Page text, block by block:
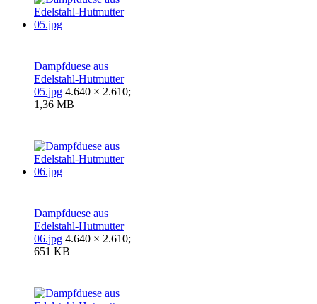
Dampfduese aus
Edelstahl-Hutmutter
05.jpg 4.640 × 2.610;
1,36 MB
Dampfduese aus
Edelstahl-Hutmutter
06.jpg 4.640 × 2.610;
651 KB